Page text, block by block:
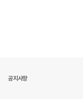
공지사항